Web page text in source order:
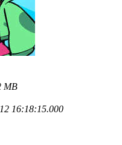
MB
16:18:15.000